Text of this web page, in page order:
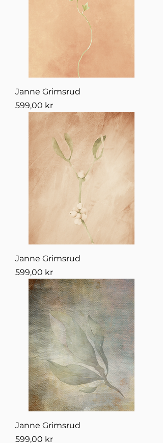
Janne Grimsrud
Pris
599,00 kr
Janne Grimsrud
Pris
599,00 kr
Janne Grimsrud
Pris
599,00 kr